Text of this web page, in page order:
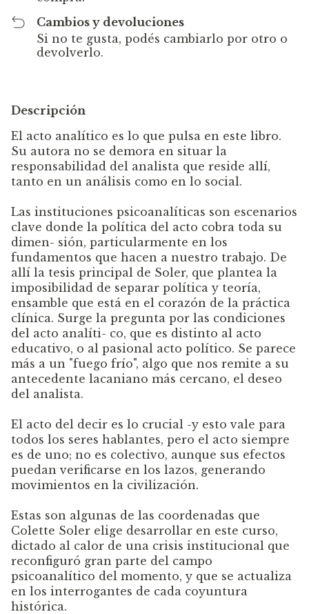
Cambios y devoluciones
Si no te gusta, podés cambiarlo por otro o
devolverlo.
Descripción
El acto analítico es lo que pulsa en este libro.
Su autora no se demora en situar la
responsabilidad del analista que reside allí,
tanto en un análisis como en lo social.
Las instituciones psicoanalíticas son escenarios
clave donde la política del acto cobra toda su
dimen- sión, particularmente en los
fundamentos que hacen a nuestro trabajo. De
allí la tesis principal de Soler, que plantea la
imposibilidad de separar política y teoría,
ensamble que está en el corazón de la práctica
clínica. Surge la pregunta por las condiciones
del acto analíti- co, que es distinto al acto
educativo, o al pasional acto político. Se parece
más a un "fuego frío", algo que nos remite a su
antecedente lacaniano más cercano, el deseo
del analista.
El acto del decir es lo crucial -y esto vale para
todos los seres hablantes, pero el acto siempre
es de uno; no es colectivo, aunque sus efectos
puedan verificarse en los lazos, generando
movimientos en la civilización.
Estas son algunas de las coordenadas que
Colette Soler elige desarrollar en este curso,
dictado al calor de una crisis institucional que
reconfiguró gran parte del campo
psicoanalítico del momento, y que se actualiza
en los interrogantes de cada coyuntura
histórica.